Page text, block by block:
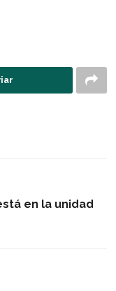
en la unidad